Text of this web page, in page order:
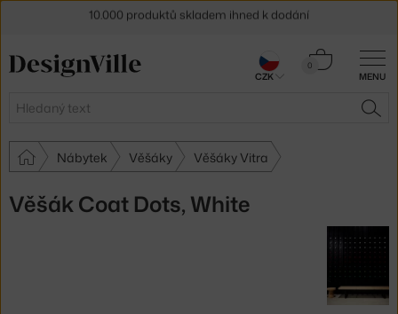
MENU
Hledat
0
Košík
Nábytek Věšáky Věšáky Vitra
Věšák Coat Dots, White
30 dní na vrácení zbožíCZK